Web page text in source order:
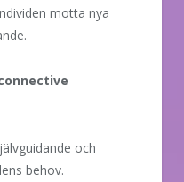
motta nya
och
behov.